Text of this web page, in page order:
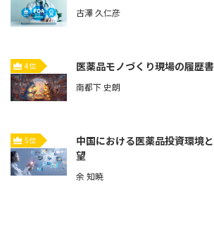
古澤 久仁彦
4位 医薬品モノづくり現場の履歴書
南都下 史朗
5位
中国における医薬品投資環境
望
余 知暁